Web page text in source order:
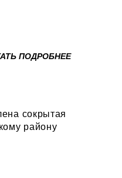
ПОДРОБНЕЕ
сокрытая